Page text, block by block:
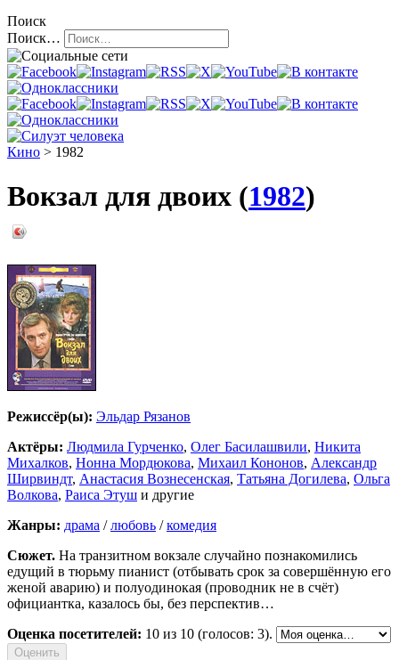
Поиск
Поиск…
Кино > 1982
Вокзал для двоих (1982)
Режиссёр(ы): Эльдар Рязанов
Актёры: Людмила Гурченко, Олег Басилашвили, Никита
Михалков, Нонна Мордюкова, Михаил Кононов, Александр
Ширвиндт, Анастасия Вознесенская, Татьяна Догилева, Ольга
Волкова, Раиса Этуш и другие
Жанры: драма /любовь /комедия
Сюжет. На транзитном вокзале случайно познакомились
едущий в тюрьму пианист (отбывать срок за совершённую его
женой аварию) и полуодинокая (проводник не в счёт)
официантка, казалось бы, без перспектив…
Оценка посетителей: 10 из 10 (голосов: 3).